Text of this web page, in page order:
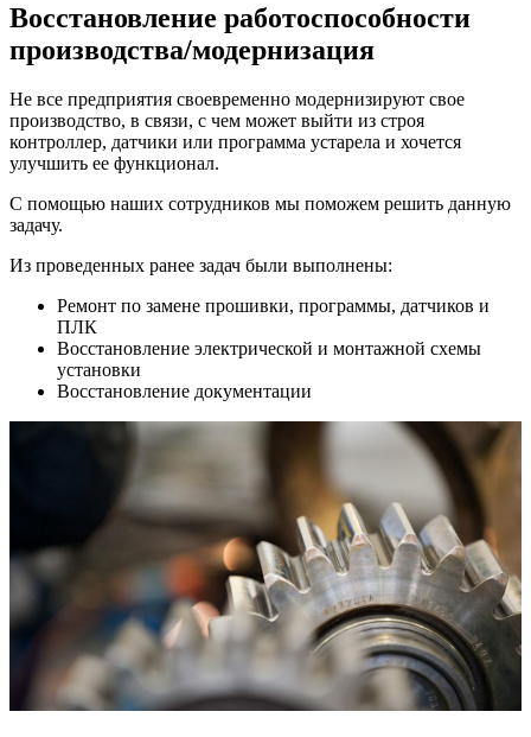
Восстановление работоспособности
производства/модернизация
Не все предприятия своевременно модерн­изируют свое
производство, в связи, с чем может выйти из строя
контроллер, датчики или программа устарела и хочется
улучшить ее функционал.
С помощью наших сотрудников мы поможем решить данную
задачу.
Из проведенных ранее задач были выполнены:
Ремонт по замене прошивки, программы, датчиков и
ПЛК
Восстановление электрической и монтажной схемы
установки
Восстановление документации